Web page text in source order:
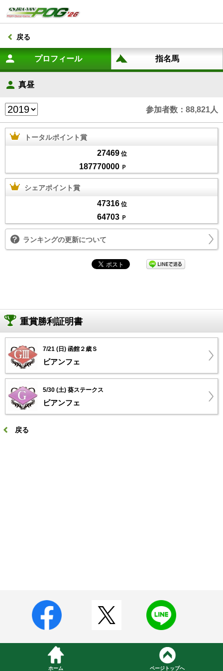
戻る
真昼
参加者数：88,821人
トータルポイント賞
27469 位
187770000 Ｐ
シェアポイント賞
47316 位
64703 Ｐ
ランキングの更新について
重賞勝利証明書
7/21 (日) 函館２歳Ｓ
ビアンフェ
5/30 (土) 葵ステークス
ビアンフェ
戻る